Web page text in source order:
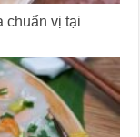
chuẩn vị tại